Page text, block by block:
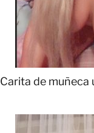
Carita de